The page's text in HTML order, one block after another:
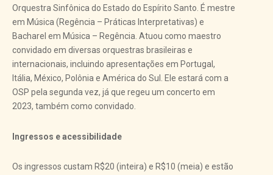
Orquestra Sinfônica do Estado do Espírito Santo. É mestre
em Música (Regência – Práticas Interpretativas) e
Bacharel em Música – Regência. Atuou como maestro
convidado em diversas orquestras brasileiras e
internacionais, incluindo apresentações em Portugal,
Itália, México, Polônia e América do Sul. Ele estará com a
OSP pela segunda vez, já que regeu um concerto em
2023, também como convidado.
Ingressos e acessibilidade
Os ingressos custam R$20 (inteira) e R$10 (meia) e estão